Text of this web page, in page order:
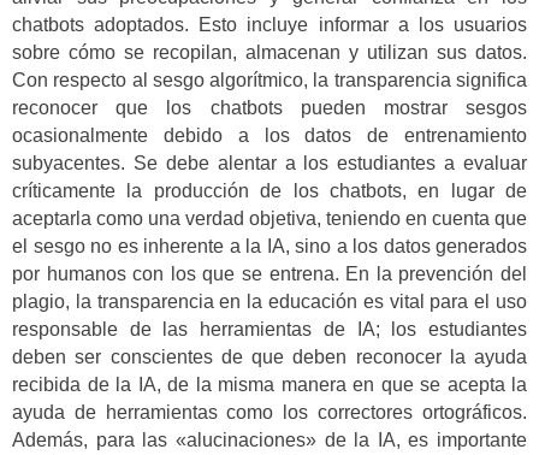
chatbots adoptados. Esto incluye informar a los usuarios
sobre cómo se recopilan, almacenan y utilizan sus datos.
Con respecto al sesgo algorítmico, la transparencia significa
reconocer que los chatbots pueden mostrar sesgos
ocasionalmente debido a los datos de entrenamiento
subyacentes. Se debe alentar a los estudiantes a evaluar
críticamente la producción de los chatbots, en lugar de
aceptarla como una verdad objetiva, teniendo en cuenta que
el sesgo no es inherente a la IA, sino a los datos generados
por humanos con los que se entrena. En la prevención del
plagio, la transparencia en la educación es vital para el uso
responsable de las herramientas de IA; los estudiantes
deben ser conscientes de que deben reconocer la ayuda
recibida de la IA, de la misma manera en que se acepta la
ayuda de herramientas como los correctores ortográficos.
Además, para las «alucinaciones» de la IA, es importante